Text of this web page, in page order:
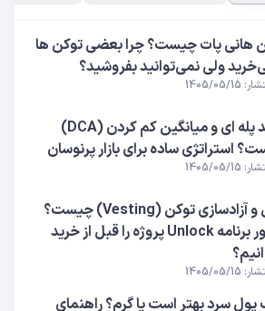
هانی پات چیست؟ چرا بعضی توکن ها
ولی نمی‌توانید بفروشید؟
1405/05/15
خرید پله ای و میانگین کم کردن (DCA)
استراتژی ساده برای بازار پرنوسان
1405/05/15
قفل و آزادسازی توکن (Vesting) چیست؟
چطور برنامه Unlock پروژه را قبل از خرید
1405/05/15
سرد بهتر است یا گرم؟ راهنمای